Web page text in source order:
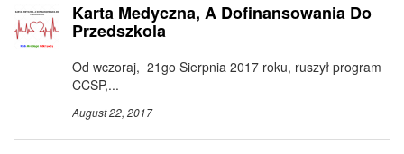
Karta Medyczna, A Dofinansowania Do
Przedszkola
Od wczoraj, 21go Sierpnia 2017 roku, ruszył program
CCSP,...
August 22, 2017